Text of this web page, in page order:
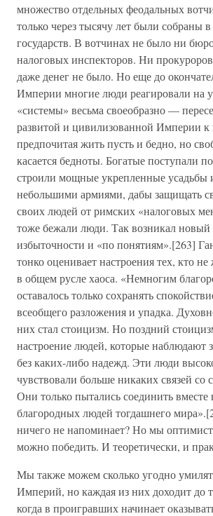
множество отдельных феодальных
только через тысячу лет были собраны
государств. В вотчинах не было ни
налоговых инспекторов. Ни
даже денег не было. Но еще до
Империи многие люди реагировали на
«системы» весьма своеобразно —
развитой и цивилизованной Империи к
предпочитая жить пусть и бедно, но
касается бедноты. Богатые поступали
строили мощные укрепленные усадьбы
небольшими армиями, дабы защищать
своих людей от римских «налоговых
тоже бежали люди. Так возникал новый
избыточности и «по понятиям».[263]
тонко оценивает настроения тех, кто не
в общем русле хаоса. «Немногим
оставалось только сохранять
всеобщего разложения и упадка.
них стал стоицизм. Но поздний
настроение людей, которые наблюдают
без каких-либо надежд. Эти люди
чувствовали больше никаких связей со
Они только пытались соединить вместе
благородных людей тогдашнего
ничего не напоминает? Но мы
можно победить. И теоретически, и
Мы также можем сколько угодно
Империй, но каждая из них доходит до
когда в проигравших начинает